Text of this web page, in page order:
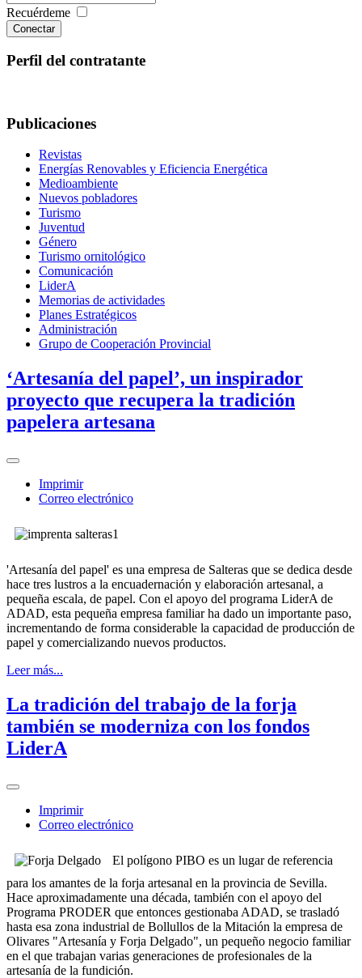
Recuérdeme
Conectar
Perfil del contratante
Publicaciones
Revistas
Energías Renovables y Eficiencia Energética
Medioambiente
Nuevos pobladores
Turismo
Juventud
Género
Turismo ornitológico
Comunicación
LiderA
Memorias de actividades
Planes Estratégicos
Administración
Grupo de Cooperación Provincial
‘Artesanía del papel’, un inspirador
proyecto que recupera la tradición
papelera artesana
Imprimir
Correo electrónico
'Artesanía del papel' es una empresa de Salteras que se dedica desde
hace tres lustros a la encuadernación y elaboración artesanal, a
pequeña escala, de papel. Con el apoyo del programa LiderA de
ADAD, esta pequeña empresa familiar ha dado un importante paso,
incrementando de forma considerable la capacidad de producción de
papel y comercializando nuevos productos.
Leer más...
La tradición del trabajo de la forja
también se moderniza con los fondos
LiderA
Imprimir
Correo electrónico
El polígono PIBO es un lugar de referencia
para los amantes de la forja artesanal en la provincia de Sevilla.
Hace aproximadamente una década, también con el apoyo del
Programa PRODER que entonces gestionaba ADAD, se trasladó
hasta esa zona industrial de Bollullos de la Mitación la empresa de
Olivares "Artesanía y Forja Delgado", un pequeño negocio familiar
en el que trabajan varias generaciones de profesionales de la
artesanía de la fundición.